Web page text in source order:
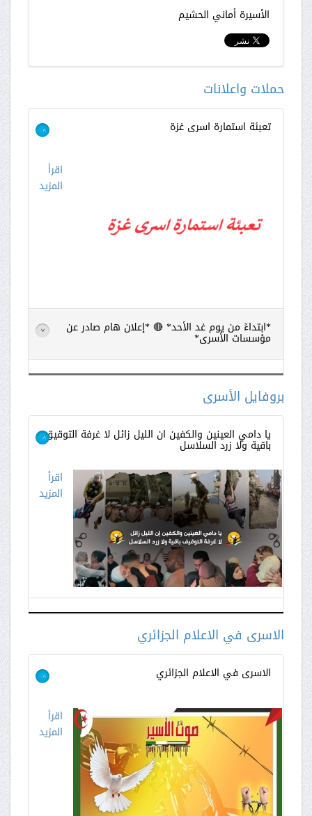
الأسيرة أماني الحشيم
حملات واعلانات
تعبئة استمارة اسرى غزة >
اقرأ
المزيد
*ابتداءً من يوم غد الأحد* 🔴 *إعلان هام صادر عن
مؤسسات الأسرى* >
اقرأ
بروفايل الأسرى
يا دامي العينين والكفين ان الليل زائل لا غرفة التوقيق
باقية ولا زرد السلاسل >
اقرأ
المزيد
الاسرى في الاعلام الجزائري
الاسرى في الاعلام الجزائري >
اقرأ
المزيد